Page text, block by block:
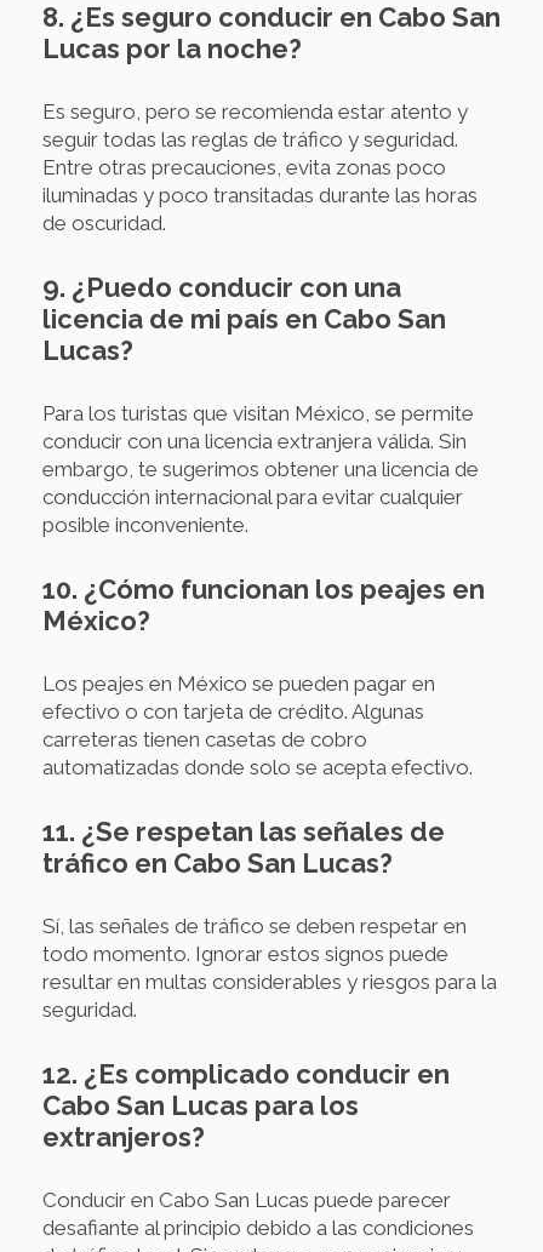
8. ¿Es seguro conducir en Cabo San
Lucas por la noche?
Es seguro, pero se recomienda estar atento y
seguir todas las reglas de tráfico y seguridad.
Entre otras precauciones, evita zonas poco
iluminadas y poco transitadas durante las horas
de oscuridad.
9. ¿Puedo conducir con una
licencia de mi país en Cabo San
Lucas?
Para los turistas que visitan México, se permite
conducir con una licencia extranjera válida. Sin
embargo, te sugerimos obtener una licencia de
conducción internacional para evitar cualquier
posible inconveniente.
10. ¿Cómo funcionan los peajes en
México?
Los peajes en México se pueden pagar en
efectivo o con tarjeta de crédito. Algunas
carreteras tienen casetas de cobro
automatizadas donde solo se acepta efectivo.
11. ¿Se respetan las señales de
tráfico en Cabo San Lucas?
Sí, las señales de tráfico se deben respetar en
todo momento. Ignorar estos signos puede
resultar en multas considerables y riesgos para la
seguridad.
12. ¿Es complicado conducir en
Cabo San Lucas para los
extranjeros?
Conducir en Cabo San Lucas puede parecer
desafiante al principio debido a las condiciones